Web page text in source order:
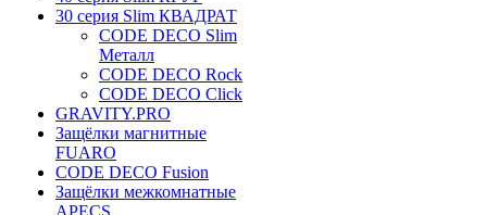
30 серия Slim КВАДРАТ
CODE DECO Slim
Металл
CODE DECO Rock
CODE DECO Click
GRAVITY.PRO
Защёлки магнитные
FUARO
CODE DECO Fusion
Защёлки межкомнатные
APECS